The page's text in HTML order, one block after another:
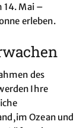
14. Mai –
erleben.
des
Ihre
Ozean und